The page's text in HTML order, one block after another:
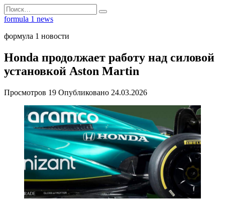
Перейти
к
Search
for:
formula 1 news
формула 1 новости
Honda продолжает работу над силовой
установкой Aston Martin
Просмотров 19 Опубликовано 24.03.2026